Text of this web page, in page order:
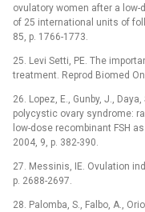
ovulatory women after a
of 25 international units of
85, p. 1766-1773.
25. Levi Setti, PE. The
treatment. Reprod Biomed
26. Lopez, E., Gunby, J.,
polycystic ovary syndrome:
low-dose recombinant FSH
2004, 9, p. 382-390.
27. Messinis, IE. Ovulation
p. 2688-2697.
28. Palomba, S., Falbo, A.,